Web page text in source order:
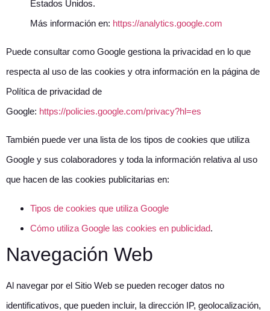
Estados Unidos.
Más información en: https://analytics.google.com
Puede consultar como Google gestiona la privacidad en lo que
respecta al uso de las cookies y otra información en la página de
Política de privacidad de
Google: https://policies.google.com/privacy?hl=es
También puede ver una lista de los tipos de cookies que utiliza
Google y sus colaboradores y toda la información relativa al uso
que hacen de las cookies publicitarias en:
Tipos de cookies que utiliza Google
Cómo utiliza Google las cookies en publicidad.
Navegación Web
Al navegar por el Sitio Web se pueden recoger datos no
identificativos, que pueden incluir, la dirección IP, geolocalización,